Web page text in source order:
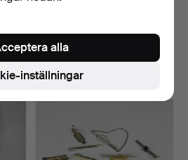
STERLINGSILVER 1974.
Sålt
129 USD
inställningar
alla